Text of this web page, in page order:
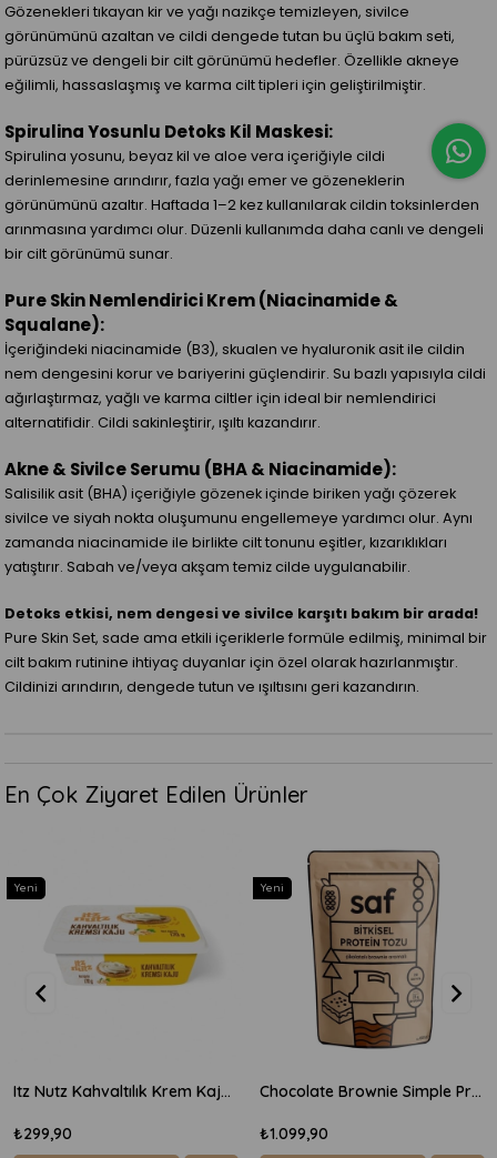
Gözenekleri tıkayan kir ve yağı nazikçe temizleyen, sivilce
görünümünü azaltan ve cildi dengede tutan bu üçlü bakım seti,
pürüzsüz ve dengeli bir cilt görünümü hedefler. Özellikle akneye
eğilimli, hassaslaşmış ve karma cilt tipleri için geliştirilmiştir.
Spirulina Yosunlu Detoks Kil Maskesi:
Spirulina yosunu, beyaz kil ve aloe vera içeriğiyle cildi
derinlemesine arındırır, fazla yağı emer ve gözeneklerin
görünümünü azaltır. Haftada 1–2 kez kullanılarak cildin toksinlerden
arınmasına yardımcı olur. Düzenli kullanımda daha canlı ve dengeli
bir cilt görünümü sunar.
Pure Skin Nemlendirici Krem (Niacinamide &
Squalane):
İçeriğindeki niacinamide (B3), skualen ve hyaluronik asit ile cildin
nem dengesini korur ve bariyerini güçlendirir. Su bazlı yapısıyla cildi
ağırlaştırmaz, yağlı ve karma ciltler için ideal bir nemlendirici
alternatifidir. Cildi sakinleştirir, ışıltı kazandırır.
Akne & Sivilce Serumu (BHA & Niacinamide):
Salisilik asit (BHA) içeriğiyle gözenek içinde biriken yağı çözerek
sivilce ve siyah nokta oluşumunu engellemeye yardımcı olur. Aynı
zamanda niacinamide ile birlikte cilt tonunu eşitler, kızarıklıkları
yatıştırır. Sabah ve/veya akşam temiz cilde uygulanabilir.
Detoks etkisi, nem dengesi ve sivilce karşıtı bakım bir arada!
Pure Skin Set, sade ama etkili içeriklerle formüle edilmiş, minimal bir
cilt bakım rutinine ihtiyaç duyanlar için özel olarak hazırlanmıştır.
Cildinizi arındırın, dengede tutun ve ışıltısını geri kazandırın.
En Çok Ziyaret Edilen Ürünler
Itz Nutz Kahvaltılık Krem Kaju Peyniri 170gr
₺299,90
Yeni
Chocolate Brownie Simple Protein Mix 600gr
₺1.099,90
Yeni